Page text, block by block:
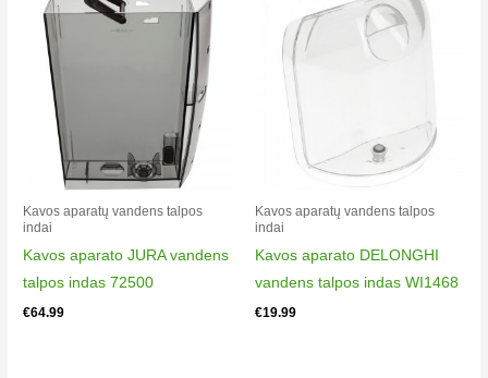
Kavos aparatų vandens talpos
indai​
Kavos aparato JURA vandens
talpos indas 72500
€64.99
Kavos aparatų vandens talpos
indai​
Kavos aparato DELONGHI
vandens talpos indas WI1468
€19.99